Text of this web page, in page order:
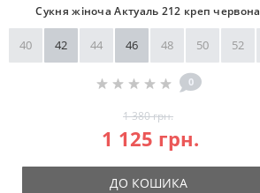
Сукня жіноча Актуаль 212 креп червона
40 42 44 46 48 50 52
0
1 380 грн.
1 125 грн.
ДО КОШИКА